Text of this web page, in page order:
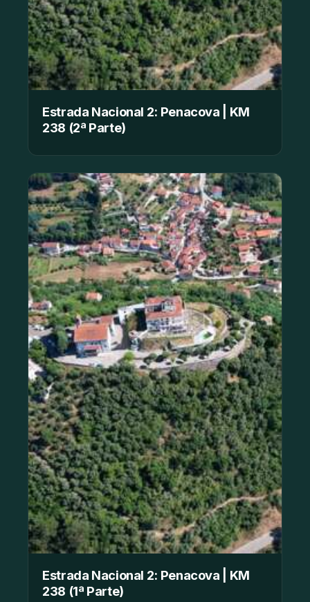
Estrada Nacional 2: Penacova | KM
238 (2ª Parte)
Estrada Nacional 2: Penacova | KM
238 (1ª Parte)